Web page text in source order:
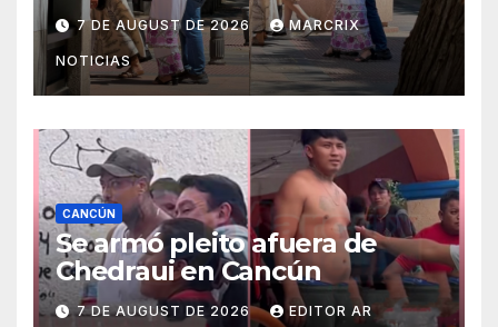
disfrutando de sus
vacaciones
7 DE AUGUST DE 2026 MARCRIX
NOTICIAS
CANCÚN
Se armó pleito afuera de
Chedraui en Cancún
7 DE AUGUST DE 2026 EDITOR AR